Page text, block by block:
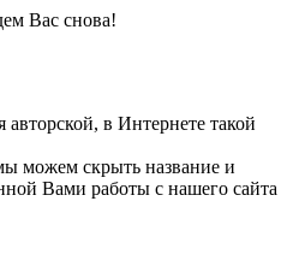
Вас снова!
авторской, в Интернете такой
можем скрыть название и
Вами работы с нашего сайта